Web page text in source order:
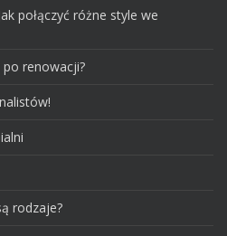
połączyć różne style we
renowacji?
rodzaje?